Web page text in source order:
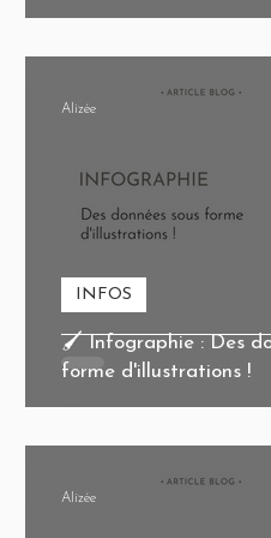
🖌️ Infographie : Des
forme d'illustrations !
INFOS
Alizée
Alizée